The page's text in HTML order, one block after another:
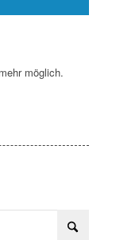
möglich.